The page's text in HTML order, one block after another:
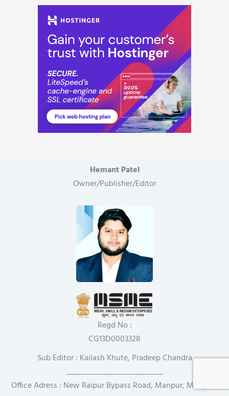
Hemant Patel
Owner/Publisher/Editor
Regd No :
CG13D0003328
Sub Editor : Kailash Khute, Pradeep Chandra
_____________________
Office Adress : New Raipur Bypass Road, Manpur, Mungeli,